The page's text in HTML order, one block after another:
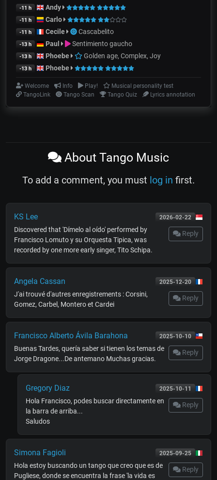
-11 h Andy
-11 h Carlo
-11 h Cecile Cascabelito
-13 h Paul Sentimiento gaucho
-13 h Phoebe Golden age, Complex, Joy
-13 h Phoebe
Welcome Info Play!
Musical personality test
TangoLink
Tango Scan Tango Quiz Lyrics annotation
About Tango Music
To add a comment, you must log in first.
2026-02-22
KS Lee
Reply
Discovered that 'Dímelo al oído' performed by
Francisco Lomuto y su Orquesta Tipica, was
recorded by one more early singer, Tito Schipa.
2025-12-20
Angela Cassan
Reply
J'ai trouvé d'autres enregistrements : Corsini,
Gomez, Carbel, Montero et Cardei
2025-10-10
Francisco Alberto Ávila Barahona
Reply
Buenas Tardes, quería saber si tienen los temas de
Jorge Dragone...De antemano Muchas gracias.
2025-10-11
Gregory Diaz
Reply
Hola Francisco, podes buscar directamente en
la barra de arriba...
Saludos
2025-09-25
Simona Fagioli
Reply
Hola estoy buscando un tango que creo que es de
Pugliese, donde se encuentra la frase 'la vida es